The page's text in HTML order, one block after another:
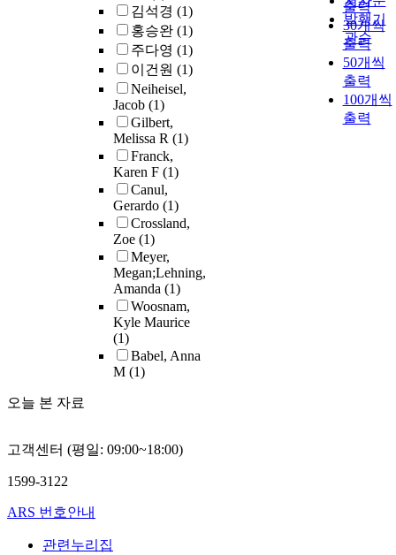
김석경 (1)
홍승완 (1)
주다영 (1)
이건원 (1)
Neiheisel,
Jacob (1)
Gilbert,
Melissa R (1)
Franck,
Karen F (1)
Canul,
Gerardo (1)
Crossland,
Zoe (1)
Meyer,
Megan;Lehning,
Amanda (1)
Woosnam,
Kyle Maurice
(1)
Babel, Anna
M (1)
오늘 본 자료
발행기
관순
출력
30개씩
출력
50개씩
출력
100개씩
출력
고객센터 (평일: 09:00~18:00)
1599-3122
ARS 번호안내
관련누리집